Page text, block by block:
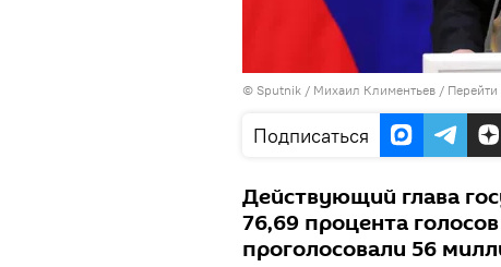
© Sputnik / Михаил Климентьев /
Подписаться
Действующий глава
76,69 процента
проголосовали 56